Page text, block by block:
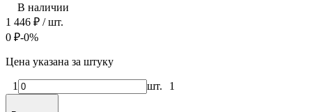
В наличии
1 446 ₽ / шт.
0 ₽-0%
Цена указана за штуку
1 шт. 1